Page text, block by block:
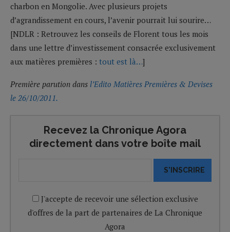
charbon en Mongolie. Avec plusieurs projets
d’agrandissement en cours, l’avenir pourrait lui sourire…
[NDLR : Retrouvez les conseils de Florent tous les mois
dans une lettre d’investissement consacrée exclusivement
aux matières premières : tout est là…]
Première parution dans l’Edito Matières Premières & Devises
le 26/10/2011.
Recevez la Chronique Agora
directement dans votre boîte mail
S'INSCRIRE
J'accepte de recevoir une sélection exclusive
d'offres de la part de partenaires de La Chronique
Agora